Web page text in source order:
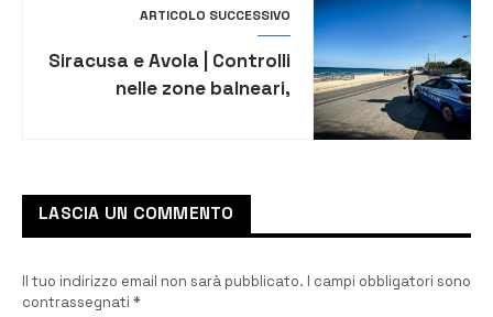
ARTICOLO SUCCESSIVO
Siracusa e Avola | Controlli
nelle zone balneari,
LASCIA UN COMMENTO
Il tuo indirizzo email non sarà pubblicato. I campi obbligatori sono
contrassegnati *